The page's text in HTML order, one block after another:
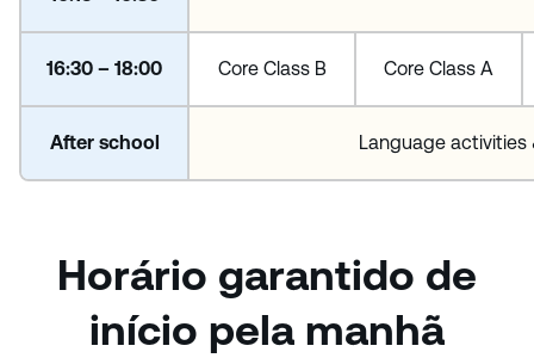
16:30 – 18:00 Core Class B Core Class A
After school Language
Horário garantido de
início pela manhã